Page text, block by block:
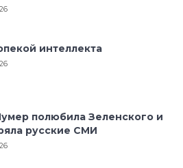
интеллекта
полюбила Зеленского и
русские СМИ